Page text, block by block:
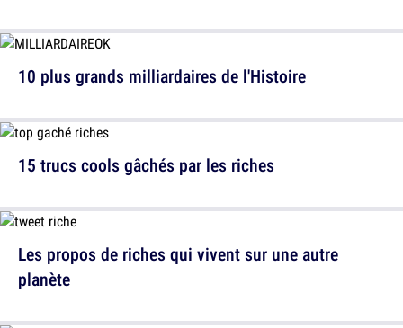
15 trucs cools gâchés par les riches
10 plus grands milliardaires de l'Histoire
Les propos de riches qui vivent sur une autre
planète